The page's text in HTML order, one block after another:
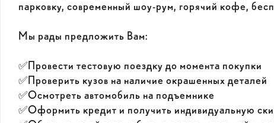
парковку, современный шоу-рум, горячий кофе,
Мы рады предложить Вам:
✅Провести тестовую поездку до момента покупки
✅Проверить кузов на наличие окрашенных деталей
✅Осмотреть автомобиль на подъемнике
✅Оформить кредит и получить индивидуальную